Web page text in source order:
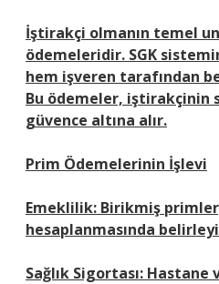
İştirakçi olmanın temel
ödemeleridir. SGK
hem işveren tarafından
Bu ödemeler, iştirakçinin
güvence altına alır.
Prim Ödemelerinin İşlevi
Emeklilik: Birikmiş
hesaplanmasında
Sağlık Sigortası: